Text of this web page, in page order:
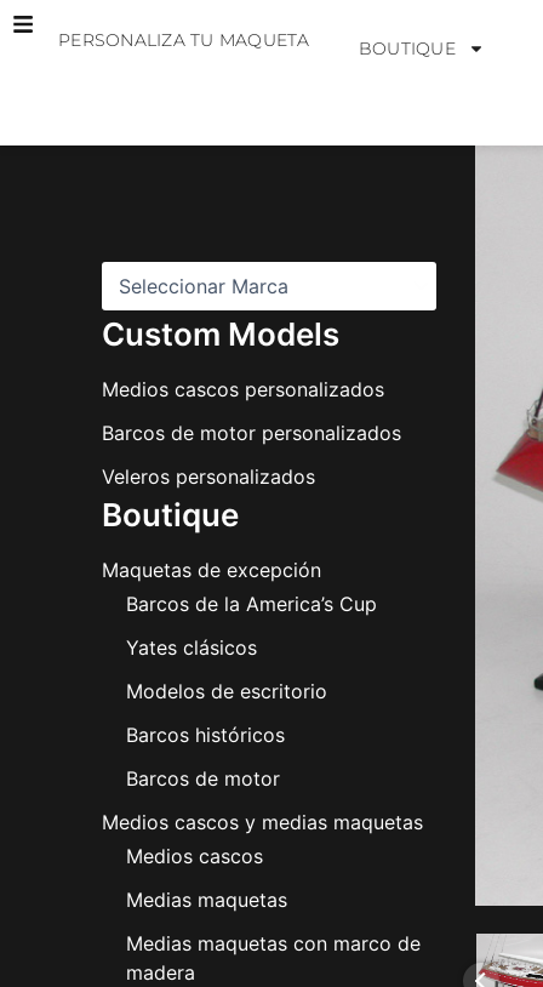
PERSONALIZA TU MAQUETA BOUTIQUE
Custom Models
Medios cascos personalizados
Barcos de motor personalizados
Veleros personalizados
Boutique
Maquetas de excepción
Barcos de la America’s Cup
Yates clásicos
Modelos de escritorio
Barcos históricos
Barcos de motor
Medios cascos y medias maquetas
Medios cascos
Medias maquetas
Medias maquetas con marco de
madera